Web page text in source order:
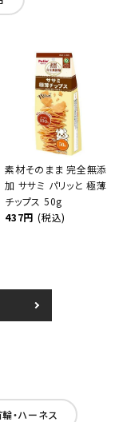
素材そのまま 完全無添
加 ササミ パリッと 極薄
チップス 50g
437円 (税込)
輪・ハーネス